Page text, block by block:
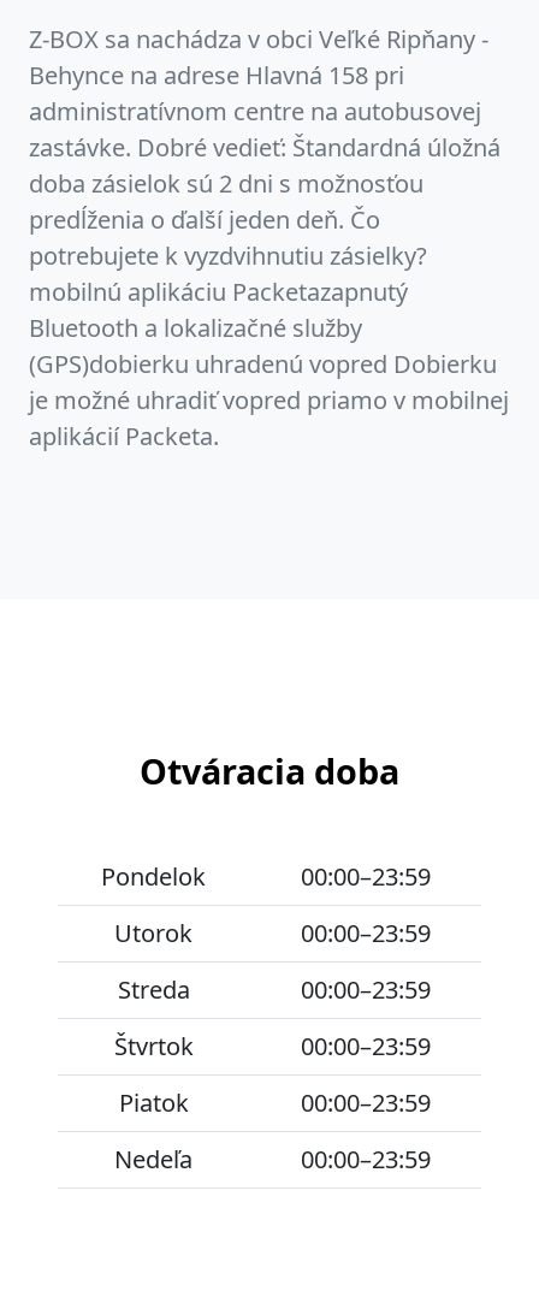
Z-BOX sa nachádza v obci Veľké Ripňany -
Behynce na adrese Hlavná 158 pri
administratívnom centre na autobusovej
zastávke. Dobré vedieť: Štandardná úložná
doba zásielok sú 2 dni s možnosťou
predĺženia o ďalší jeden deň. Čo
potrebujete k vyzdvihnutiu zásielky?
mobilnú aplikáciu Packetazapnutý
Bluetooth a lokalizačné služby
(GPS)dobierku uhradenú vopred Dobierku
je možné uhradiť vopred priamo v mobilnej
aplikácií Packeta.
Otváracia doba
Pondelok
00:00–23:59
Utorok
00:00–23:59
Streda
00:00–23:59
Štvrtok
00:00–23:59
Piatok
00:00–23:59
Nedeľa
00:00–23:59